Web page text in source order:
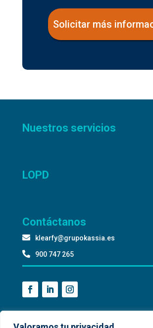
Solicitar más
Nuestros servicios
LOPD
Contáctanos

klearfy@grupokassia.es

900 747 265